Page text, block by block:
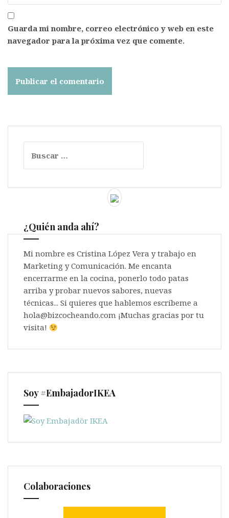
Guarda mi nombre, correo electrónico y web en este
navegador para la próxima vez que comente.
¿Quién anda ahí?
Mi nombre es Cristina López Vera y trabajo en
Marketing y Comunicación. Me encanta
encerrarme en la cocina, ponerlo todo patas
arriba y probar nuevos sabores, nuevas
técnicas... Si quieres que hablemos escríbeme a
hola@bizcocheando.com ¡Muchas gracias por tu
visita!
Soy #EmbajadorIKEA
Colaboraciones